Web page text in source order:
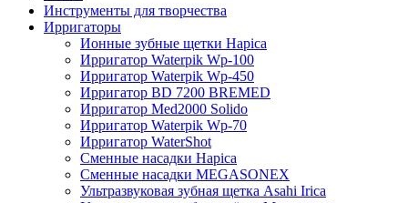
Инструменты для творчества
Ирригаторы
Ионные зубные щетки Hapica
Ирригатор Waterpik Wp-100
Ирригатор Waterpik Wp-450
Ирригатор BD 7200 BREMED
Ирригатор Med2000 Solido
Ирригатор Waterpik Wp-70
Ирригатор WaterShot
Сменные насадки Hapica
Сменные насадки MEGASONEX
Ультразвуковая зубная щетка Asahi Irica